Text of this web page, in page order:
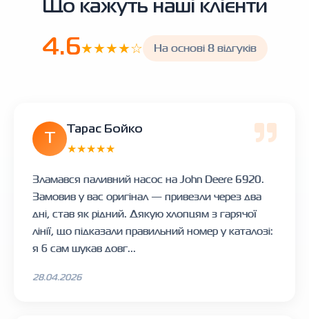
Що кажуть наші клієнти
4.6★★★★☆ На основі 8 відгуків
Тарас Бойко
★★★★★
Зламався паливний насос на John Deere 6920.
Замовив у вас оригінал — привезли через два
дні, став як рідний. Дякую хлопцям з гарячої
лінії, що підказали правильний номер у каталозі:
я б сам шукав довг...
28.04.2026